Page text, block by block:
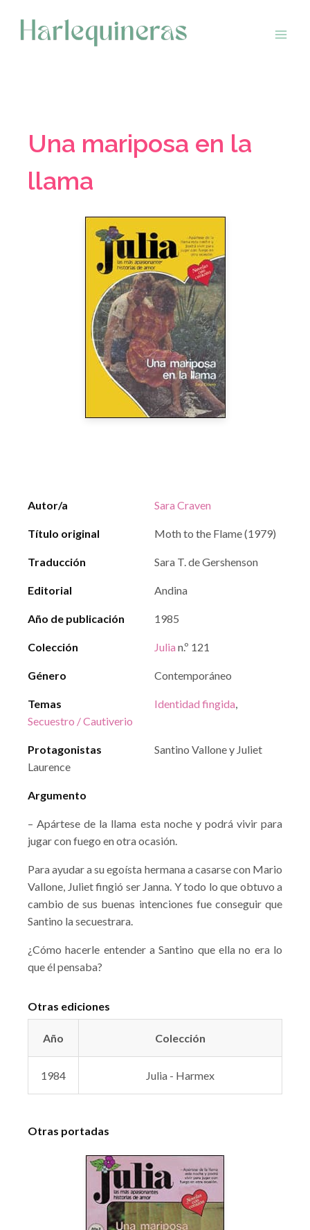
contenido
Una mariposa en la
llama
Autor/a Sara Craven
Título original Moth to the Flame (1979)
Traducción Sara T. de Gershenson
Editorial Andina
Año de publicación 1985
Colección Julia n.º 121
Género Contemporáneo
Temas Identidad fingida,
Secuestro / Cautiverio
Protagonistas
Santino Vallone y Juliet
Laurence
Argumento
– Apártese de la llama esta noche y podrá vivir para
jugar con fuego en otra ocasión.
Para ayudar a su egoísta hermana a casarse con Mario
Vallone, Juliet fingió ser Janna. Y todo lo que obtuvo a
cambio de sus buenas intenciones fue conseguir que
Santino la secuestrara.
¿Cómo hacerle entender a Santino que ella no era lo
que él pensaba?
Otras ediciones
Año Colección
1984 Julia - Harmex
Otras portadas